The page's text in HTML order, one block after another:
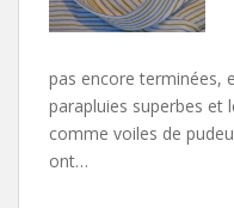
pas encore terminées,
parapluies superbes et
comme voiles de
ont…